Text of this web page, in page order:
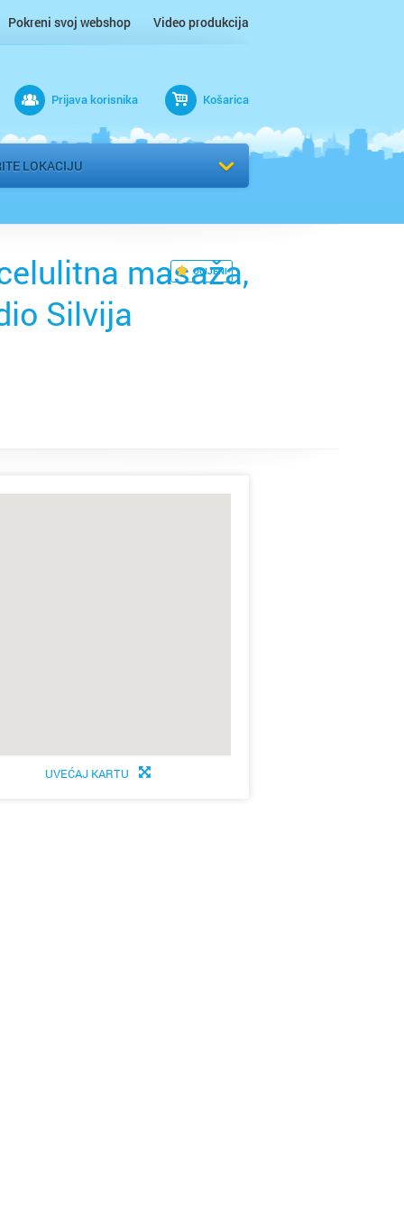
Pokreni svoj webshop Video produkcija
Prijava korisnika Košarica
LOKACIJU
m
OCIJENI
masaža,
Silvija
UVEĆAJ KARTU